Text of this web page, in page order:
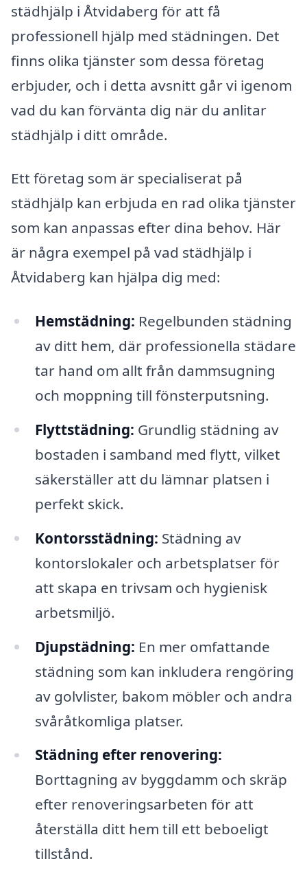
städhjälp i Åtvidaberg för att få
professionell hjälp med städningen. Det
finns olika tjänster som dessa företag
erbjuder, och i detta avsnitt går vi igenom
vad du kan förvänta dig när du anlitar
städhjälp i ditt område.
Ett företag som är specialiserat på
städhjälp kan erbjuda en rad olika tjänster
som kan anpassas efter dina behov. Här
är några exempel på vad städhjälp i
Åtvidaberg kan hjälpa dig med:
Hemstädning: Regelbunden städning
av ditt hem, där professionella städare
tar hand om allt från dammsugning
och moppning till fönsterputsning.
Flyttstädning: Grundlig städning av
bostaden i samband med flytt, vilket
säkerställer att du lämnar platsen i
perfekt skick.
Kontorsstädning: Städning av
kontorslokaler och arbetsplatser för
att skapa en trivsam och hygienisk
arbetsmiljö.
Djupstädning: En mer omfattande
städning som kan inkludera rengöring
av golvlister, bakom möbler och andra
svåråtkomliga platser.
Städning efter renovering:
Borttagning av byggdamm och skräp
efter renoveringsarbeten för att
återställa ditt hem till ett beboeligt
tillstånd.